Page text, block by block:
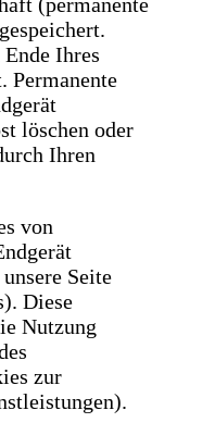
Ihres
Permanente
löschen oder
Ihren
von
Seite
Diese
Nutzung
zur